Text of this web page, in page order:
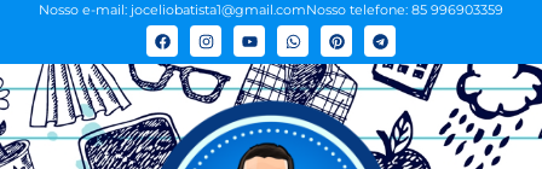
Nosso e-mail: joceliobatista1@gmail.comNosso telefone: 85 996903359